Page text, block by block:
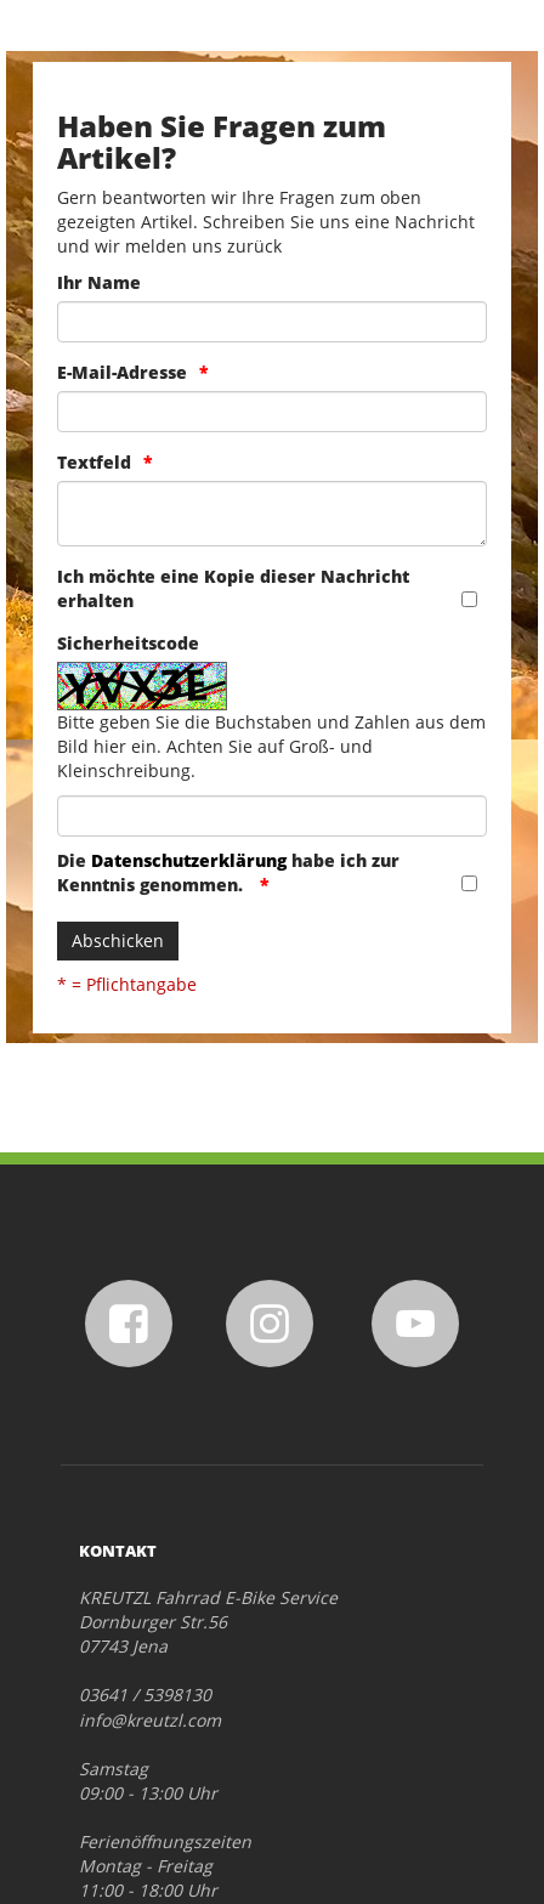
Haben Sie Fragen zum
Artikel?
Gern beantworten wir Ihre Fragen zum oben
gezeigten Artikel. Schreiben Sie uns eine Nachricht
und wir melden uns zurück
Ihr Name
E-Mail-Adresse
Textfeld
Ich möchte eine Kopie dieser Nachricht
erhalten
Sicherheitscode
Bitte geben Sie die Buchstaben und Zahlen aus dem
Bild hier ein. Achten Sie auf Groß- und
Kleinschreibung.
Die Datenschutzerklärunghabe ich zur
Kenntnis genommen.
Abschicken
* = Pflichtangabe
KONTAKT
KREUTZL Fahrrad E-Bike Service
Dornburger Str.56
07743 Jena
03641 / 5398130
info@kreutzl.com
Samstag
09:00 - 13:00 Uhr
Ferienöffnungszeiten
Montag - Freitag
11:00 - 18:00 Uhr